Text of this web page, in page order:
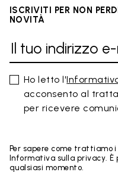
ISCRIVITI PER NON
NOVITÀ
Ho letto l'
acconsento al
per ricevere
Per sapere come
Informativa sulla privacy. È
qualsiasi momento.